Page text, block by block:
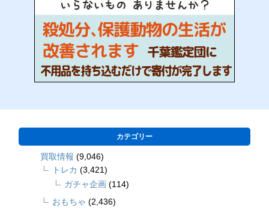
カテゴリー
買取情報 (9,046)
トレカ (3,421)
ガチャ企画 (114)
おもちゃ (2,436)